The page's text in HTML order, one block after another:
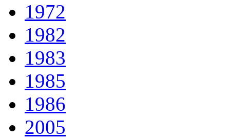
1972
1982
1983
1985
1986
2005